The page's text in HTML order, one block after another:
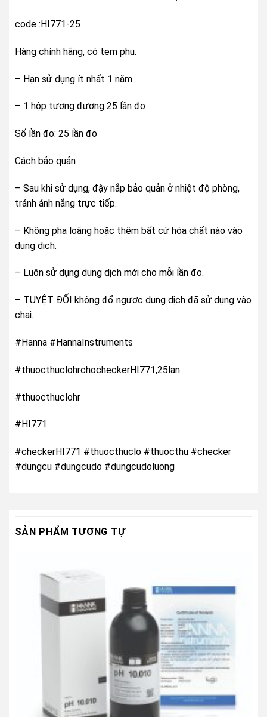
code :HI771-25
Hàng chính hãng, có tem phụ.
– Hạn sử dụng ít nhất 1 năm
– 1 hộp tương đương 25 lần đo
Số lần đo: 25 lần đo
Cách bảo quản
– Sau khi sử dụng, đậy nắp bảo quản ở nhiệt độ phòng,
tránh ánh nắng trực tiếp.
– Không pha loãng hoặc thêm bất cứ hóa chất nào vào
dung dịch.
– Luôn sử dụng dung dịch mới cho mỗi lần đo.
– TUYỆT ĐỐI không đổ ngược dung dịch đã sử dụng vào
chai.
#Hanna #HannaInstruments
#thuocthuclohrchocheckerHI771,25lan
#thuocthuclohr
#HI771
#checkerHI771 #thuocthuclo #thuocthu #checker
#dungcu #dungcudo #dungcudoluong
SẢN PHẨM TƯƠNG TỰ